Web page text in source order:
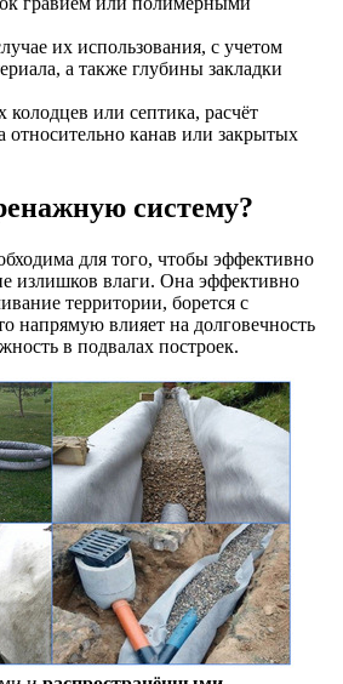
их использования, с учетом
а также глубины закладки
или септика, расчёт
относительно канав или закрытых
систему?
для того, чтобы эффективно
излишков влаги. Она эффективно
территории, борется с
напрямую влияет на долговечность
в подвалах построек.